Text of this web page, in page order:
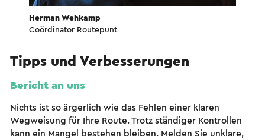
Herman Wehkamp
Coördinator Routepunt
Tipps und Verbesserungen
Bericht an uns
Nichts ist so ärgerlich wie das Fehlen einer klaren
Wegweisung für Ihre Route. Trotz ständiger Kontrollen
kann ein Mangel bestehen bleiben. Melden Sie unklare,